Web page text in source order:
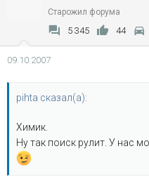
Старожил форума
5 345 44
09.10.2007
pihta сказал(а):
Химик.
Ну так поиск рулит. У нас